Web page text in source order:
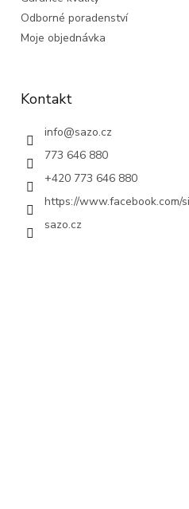
Odborné poradenství
Moje objednávka
Kontakt
info@sazo.cz
773 646 880
+420 773 646 880
https://www.facebook.com/
sazo.cz